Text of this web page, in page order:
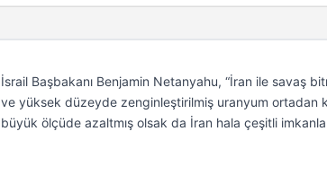
İsrail Başbakanı Benjamin Netanyahu, “İran ile savaş
ve yüksek düzeyde zenginleştirilmiş uranyum ortadan
büyük ölçüde azaltmış olsak da İran hala çeşitli